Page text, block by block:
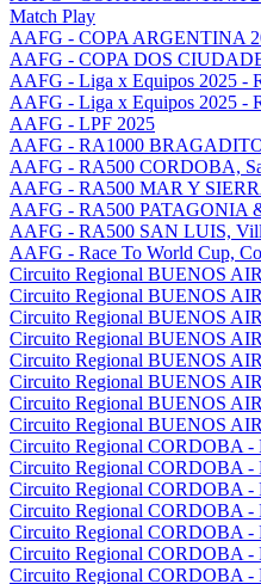
Match Play
AAFG - COPA ARGENTINA
AAFG - COPA DOS
AAFG - Liga x Equipos 2025 -
AAFG - Liga x Equipos 2025 -
AAFG - LPF 2025
AAFG - RA1000
AAFG - RA500 CORDOBA,
AAFG - RA500 MAR Y
AAFG - RA500 PATAGONIA
AAFG - RA500 SAN LUIS,
AAFG - Race To World Cup,
Circuito Regional BUENOS
Circuito Regional BUENOS
Circuito Regional BUENOS
Circuito Regional BUENOS
Circuito Regional BUENOS
Circuito Regional BUENOS
Circuito Regional BUENOS
Circuito Regional BUENOS
Circuito Regional CORDOBA -
Circuito Regional CORDOBA -
Circuito Regional CORDOBA -
Circuito Regional CORDOBA -
Circuito Regional CORDOBA -
Circuito Regional CORDOBA -
Circuito Regional CORDOBA -